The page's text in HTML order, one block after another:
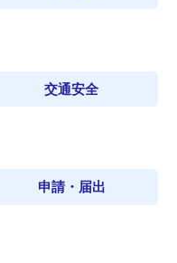
交通安全
申請・届出